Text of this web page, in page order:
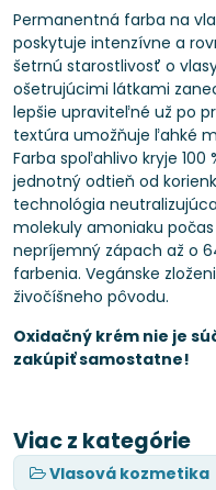
Permanentná farba na
poskytuje intenzívne a
šetrnú starostlivosť o
ošetrujúcimi látkami
lepšie upraviteľné už po
textúra umožňuje ľahké
Farba spoľahlivo kryje
jednotný odtieň od
technológia
molekuly amoniaku
nepríjemný zápach až o
farbenia. Vegánske
živočíšneho pôvodu.
Oxidačný krém nie je
zakúpiť samostatne!
Viac z kategórie
Vlasová kozmetika